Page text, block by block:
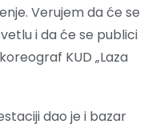
Verujem da će se
i da će se publici
KUD „Laza
dao je i bazar